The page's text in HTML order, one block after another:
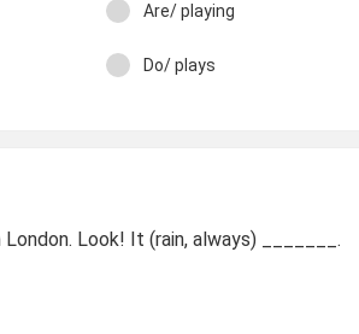
Are/ playing
Do/ plays
London. Look! It (rain, always) _______.